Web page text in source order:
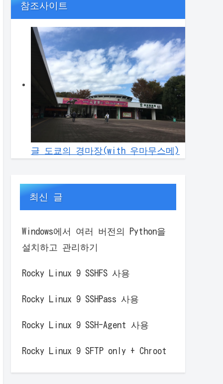
참조사이트
글 도쿄의 경마장(with 우마무스메)
최신 글
Windows에서 여러 버전의 Python을
설치하고 관리하기
Rocky Linux 9 SSHFS 사용
Rocky Linux 9 SSHPass 사용
Rocky Linux 9 SSH-Agent 사용
Rocky Linux 9 SFTP only + Chroot